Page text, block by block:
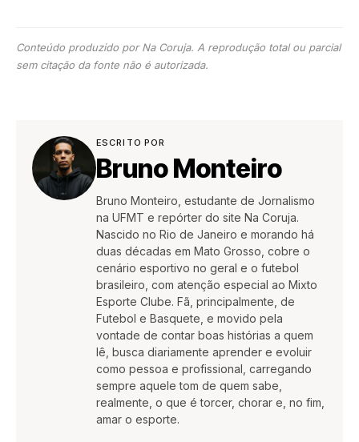
Conteúdo produzido por Na Coruja. A reprodução total ou parcial
sem citação da fonte não é autorizada.
ESCRITO POR
Bruno Monteiro
Bruno Monteiro, estudante de Jornalismo
na UFMT e repórter do site Na Coruja.
Nascido no Rio de Janeiro e morando há
duas décadas em Mato Grosso, cobre o
cenário esportivo no geral e o futebol
brasileiro, com atenção especial ao Mixto
Esporte Clube. Fã, principalmente, de
Futebol e Basquete, e movido pela
vontade de contar boas histórias a quem
lê, busca diariamente aprender e evoluir
como pessoa e profissional, carregando
sempre aquele tom de quem sabe,
realmente, o que é torcer, chorar e, no fim,
amar o esporte.